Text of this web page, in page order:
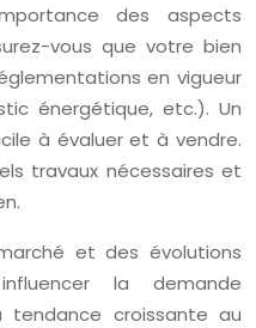
des aspects
vous que votre bien
en vigueur
énergétique, etc.). Un
à évaluer et à vendre.
travaux nécessaires et
et des évolutions
la demande
tendance croissante au